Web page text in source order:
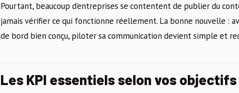
Pourtant, beaucoup d’entreprises se contentent de publier du
jamais vérifier ce qui fonctionne réellement. La bonne nouvelle :
de bord bien conçu, piloter sa communication devient simple et
Les KPI essentiels selon vos objectifs